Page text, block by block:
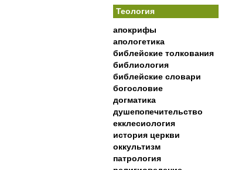
Теология
апокрифы
апологетика
библейские толкования
библиология
библейские словари
богословие
догматика
душепопечительство
екклесиология
история церкви
оккультизм
патрология